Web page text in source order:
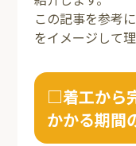
この記事を参考
をイメージして
□着工から
かかる期間